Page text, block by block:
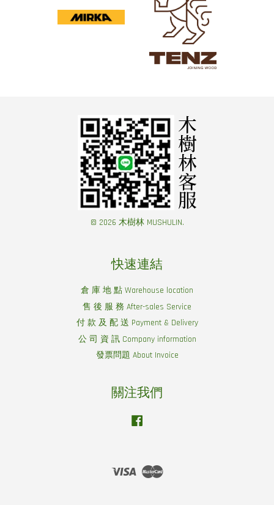
© 2026 木樹林 MUSHULIN.
快速連結
倉 庫 地 點 Warehouse location
售 後 服 務 After-sales Service
付 款 及 配 送 Payment & Delivery
公 司 資 訊 Company information
發票問題 About Invoice
關注我們
Visa Master